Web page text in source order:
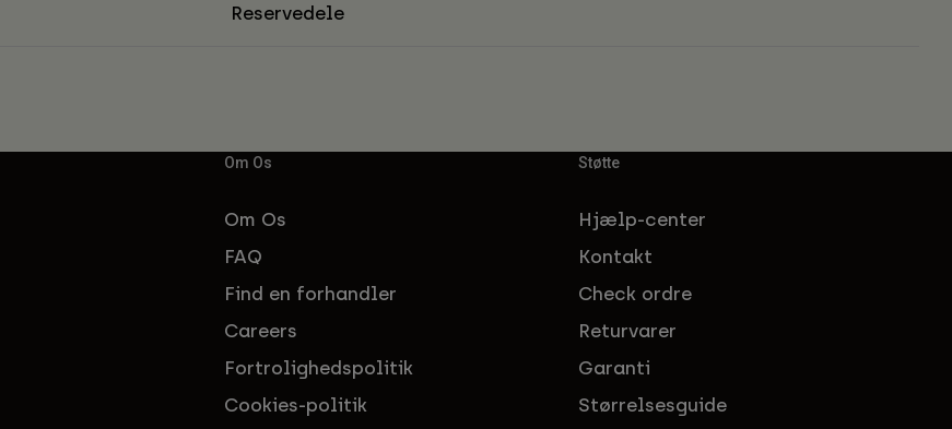
Reservedele
Om Os
Om Os
FAQ
Find en forhandler
Careers
Fortrolighedspolitik
Cookies-politik
Støtte
Hjælp-center
Kontakt
Check ordre
Returvarer
Garanti
Størrelsesguide